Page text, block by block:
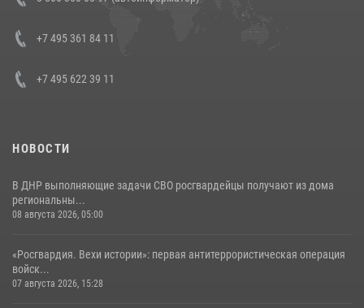
представителя Президента Российской Федерации в Северо-
Кавказском федеральном округе Виталием Кузнецовым
+7 495 361 84 11
+7 495 622 39 11
НОВОСТИ
В ДНР выполняющие задачи СВО росгвардейцы получают из дома
региональны...
08 августа 2026, 05:00
«Росгвардия. Вехи истории»: первая антитеррористическая операция
войск...
07 августа 2026, 15:28